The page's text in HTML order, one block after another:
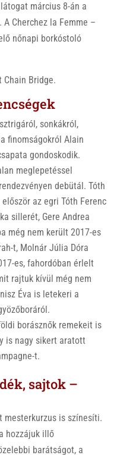
március 8-án a
A Cherchez la Femme –
nőnapi borkóstoló
Chain Bridge.
sonkákról,
finomságokról Alain
gondoskodik.
meglepetéssel
debütál. Tóth
az egri Tóth Ferenc
sillerét, Gere Andrea
még nem került 2017-es
t, Molnár Júlia Dóra
es, fahordóban érlelt
rajtuk kívül még nem
Éva is letekeri a
borásznők remekeit is
is nagy sikert aratott
t.
sajtok –
is színesíti.
hozzájuk illő
barátságot, a